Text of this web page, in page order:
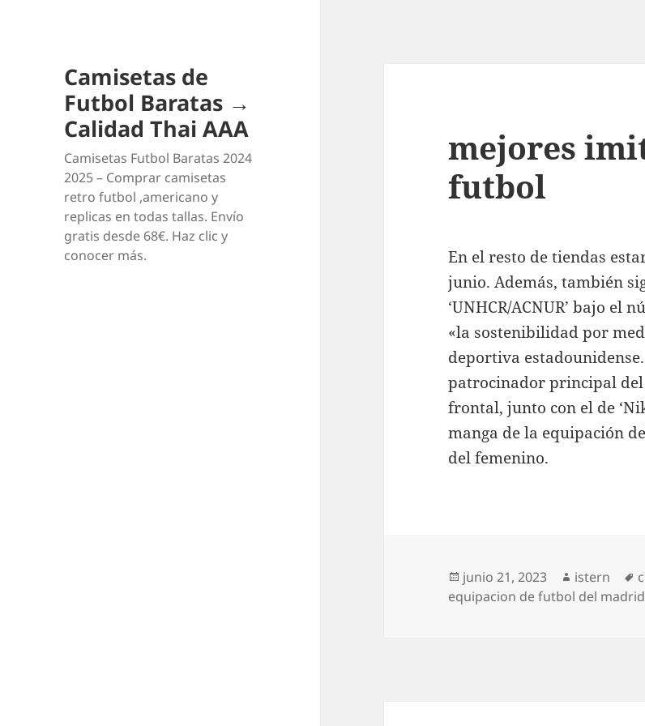
Camisetas de
Futbol Baratas →
Calidad Thai AAA
Camisetas Futbol Baratas 2024
2025 – Comprar camisetas
retro futbol ,americano y
replicas en todas tallas. Envío
gratis desde 68€. Haz clic y
conocer más.
mejores
futbol
En el resto de tiendas
junio. Además, también
‘UNHCR/ACNUR’ bajo
«la sostenibilidad por
deportiva
patrocinador principal
frontal, junto con el de
manga de la equipación
del femenino.
Publicado
el
junio 21, 2023 Autor
istern
equipacion de futbol del madrid